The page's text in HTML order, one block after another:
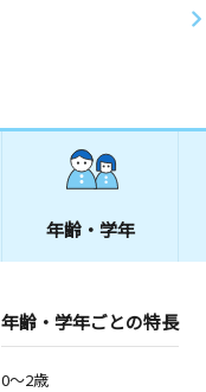
年齢・学年
年齢・学年ごとの特長
0～2歳